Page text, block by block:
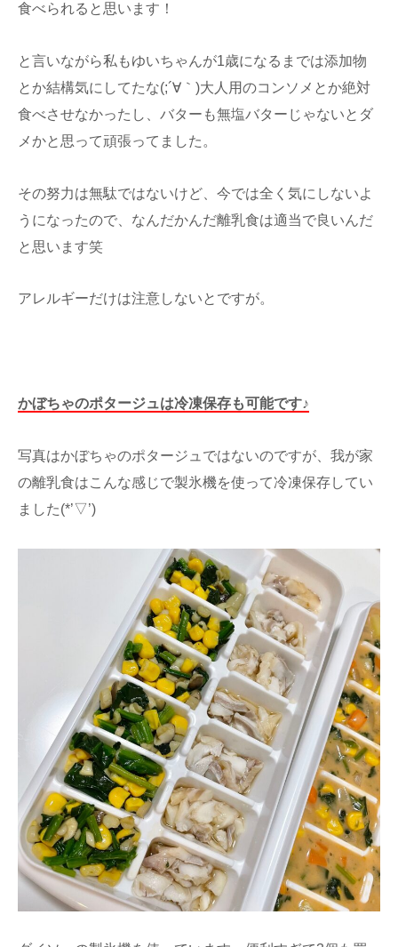
食べられると思います！
と言いながら私もゆいちゃんが1歳になるまでは添加物
とか結構気にしてたな(;´∀｀)大人用のコンソメとか絶対
食べさせなかったし、バターも無塩バターじゃないとダ
メかと思って頑張ってました。
その努力は無駄ではないけど、今では全く気にしないよ
うになったので、なんだかんだ離乳食は適当で良いんだ
と思います笑
アレルギーだけは注意しないとですが。
かぼちゃのポタージュは冷凍保存も可能です♪
写真はかぼちゃのポタージュではないのですが、我が家
の離乳食はこんな感じで製氷機を使って冷凍保存してい
ました(*’▽’)